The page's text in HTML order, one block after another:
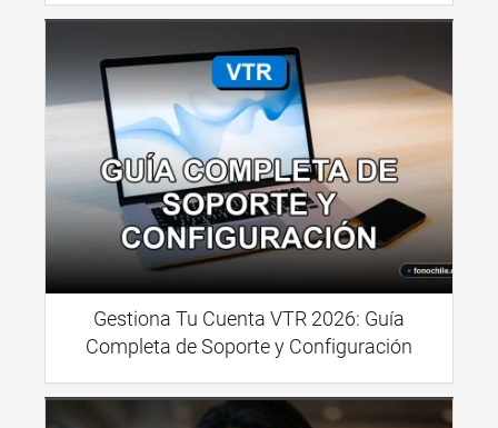
Gestiona Tu Cuenta VTR 2026: Guía
Completa de Soporte y Configuración